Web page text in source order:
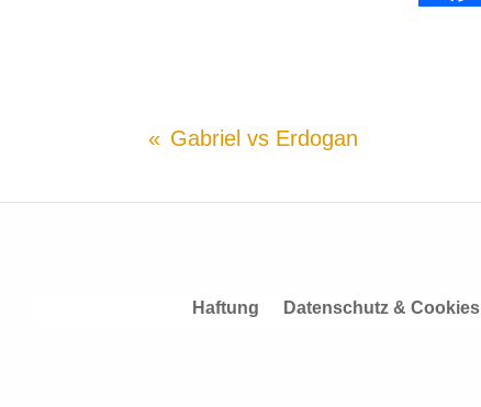
Gabriel vs Erdogan
Haftung Datenschutz & Cookies